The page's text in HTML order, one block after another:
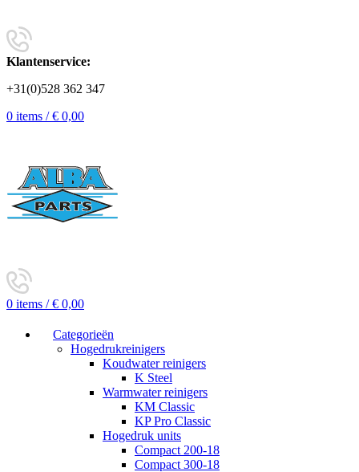
Klantenservice:
+31(0)528 362 347
0 items / € 0,00
0 items / € 0,00
Categorieën
Hogedrukreinigers
Koudwater reinigers
K Steel
Warmwater reinigers
KM Classic
KP Pro Classic
Hogedruk units
Compact 200-18
Compact 300-18